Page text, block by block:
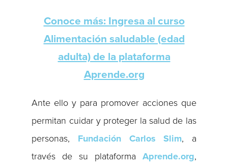
Conoce más: Ingresa al curso
Alimentación saludable (edad
adulta) de la plataforma
Aprende.org
Ante ello y para promover acciones que
permitan cuidar y proteger la salud de las
personas, Fundación Carlos Slim, a
través de su plataforma Aprende.org,